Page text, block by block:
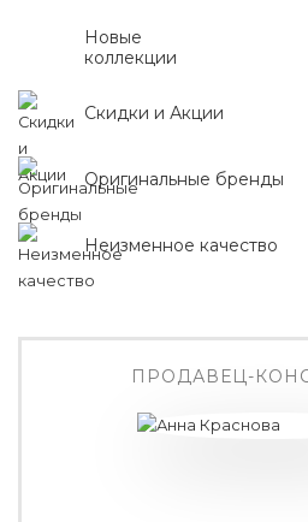
Новые
коллекции
Скидки и Акции
Оригинальные бренды
Неизменное качество
ПРОДАВЕЦ-